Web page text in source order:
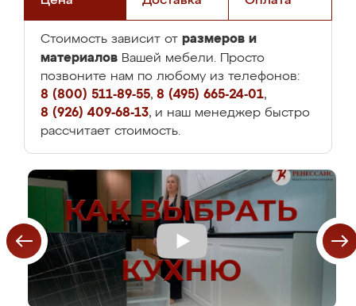
Стоимость зависит от размеров и
материалов Вашей мебели. Просто
позвоните нам по любому из телефонов:
8 (800) 511-89-55, 8 (495) 665-24-01,
8 (926) 409-68-13, и наш менеджер быстро
рассчитает стоимость.